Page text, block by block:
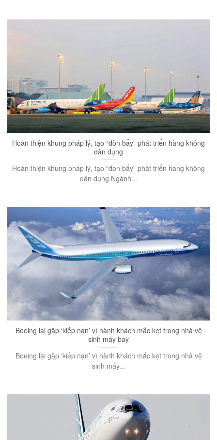
Hoàn thiện khung pháp lý, tạo “đòn bẩy” phát triển hàng không
dân dụng
Hoàn thiện khung pháp lý, tạo “đòn bẩy” phát triển hàng không
dân dụng Ngành...
Boeing lại gặp ‘kiếp nạn’ vì hành khách mắc kẹt trong nhà vệ
sinh máy bay
Boeing lại gặp ‘kiếp nạn’ vì hành khách mắc kẹt trong nhà vệ
sinh máy...